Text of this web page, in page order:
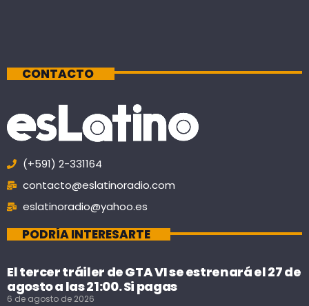
CONTACTO
(+591) 2-331164
contacto@eslatinoradio.com
eslatinoradio@yahoo.es
PODRÍA INTERESARTE
El tercer tráiler de GTA VI se estrenará el 27 de
agosto a las 21:00. Si pagas
6 de agosto de 2026